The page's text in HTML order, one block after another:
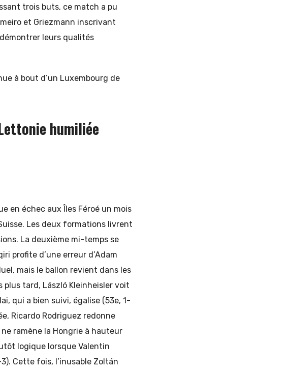
trois buts, ce match a pu
et Griezmann inscrivant
leurs qualités
à bout d’un Luxembourg de
humiliée
en échec aux Îles Féroé un mois
Les deux formations livrent
La deuxième mi-temps se
profite d’une erreur d’Adam
mais le ballon revient dans les
plus tard, László Kleinheisler voit
qui a bien suivi, égalise (53e, 1-
Ricardo Rodriguez redonne
ramène la Hongrie à hauteur
logique lorsque Valentin
Cette fois, l’inusable Zoltán